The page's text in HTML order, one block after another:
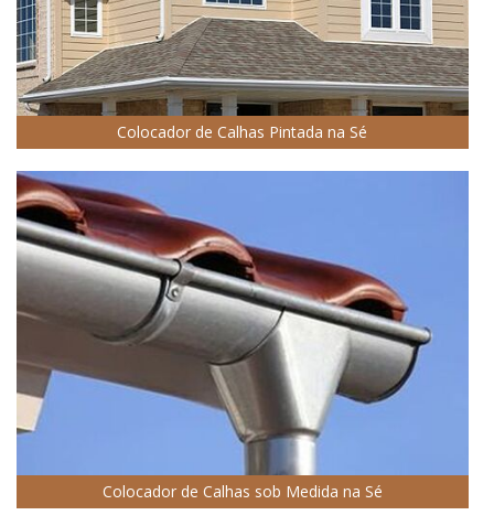
Colocador de Calhas Pintada na Sé
Colocador de Calhas sob Medida na Sé